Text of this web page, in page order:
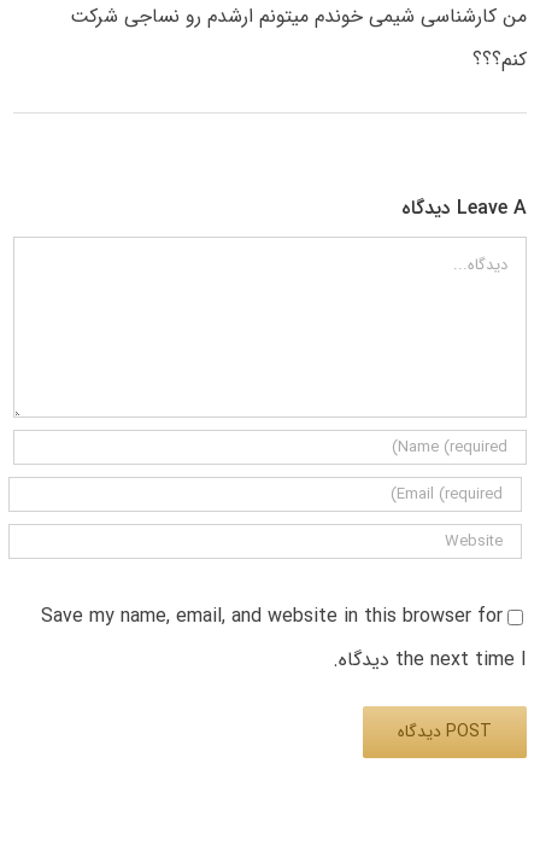
من کارشناسی شیمی خوندم میتونم ارشدم رو نساجی شرکت
کنم؟؟؟
Leave A دیدگاه
دیدگاه
Save my name, email, and website in this browser for
the next time I دیدگاه.